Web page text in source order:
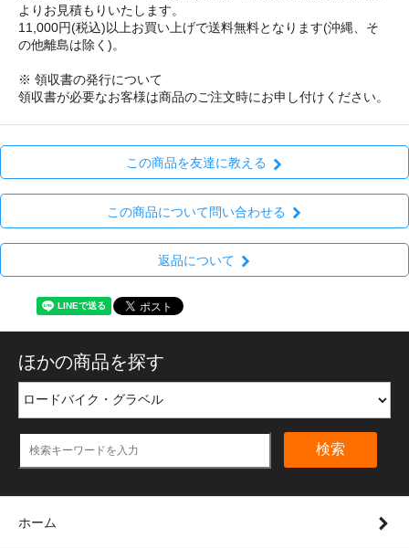
よりお見積もりいたします。
11,000円(税込)以上お買い上げで送料無料となります(沖縄、そ
の他離島は除く)。
※ 領収書の発行について
領収書が必要なお客様は商品のご注文時にお申し付けください。
この商品を友達に教える
この商品について問い合わせる
返品について
ほかの商品を探す
検索
ホーム